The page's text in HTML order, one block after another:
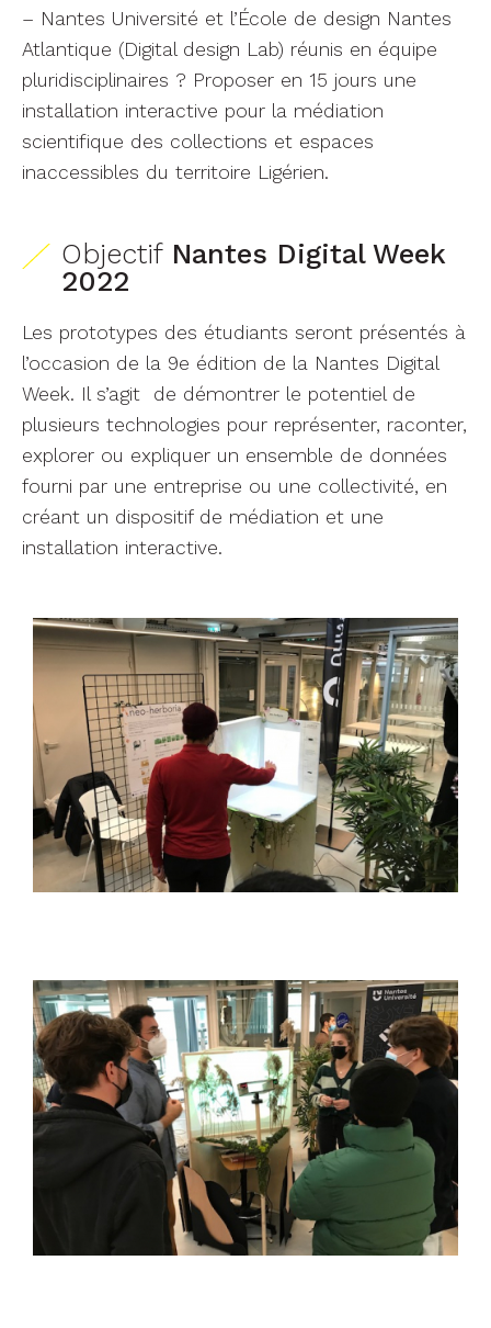
– Nantes Université et l’École de design Nantes
Atlantique (Digital design Lab) réunis en équipe
pluridisciplinaires ? Proposer en 15 jours une
installation interactive pour la médiation
scientifique des collections et espaces
inaccessibles du territoire Ligérien.
Objectif Nantes Digital Week
2022
Les prototypes des étudiants seront présentés à
l’occasion de la 9e édition de la Nantes Digital
Week. Il s’agit de démontrer le potentiel de
plusieurs technologies pour représenter, raconter,
explorer ou expliquer un ensemble de données
fourni par une entreprise ou une collectivité, en
créant un dispositif de médiation et une
installation interactive.